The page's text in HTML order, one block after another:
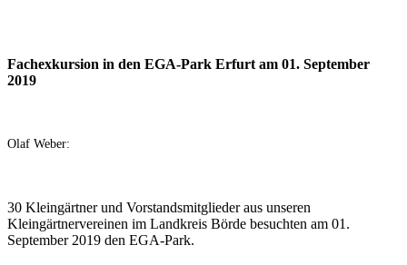
Fachexkursion in den EGA-Park Erfurt am 01. September
2019
Olaf Weber:
30 Kleingärtner und Vorstandsmitglieder aus unseren
Kleingärtnervereinen im Landkreis Börde besuchten am 01.
September 2019 den EGA-Park.